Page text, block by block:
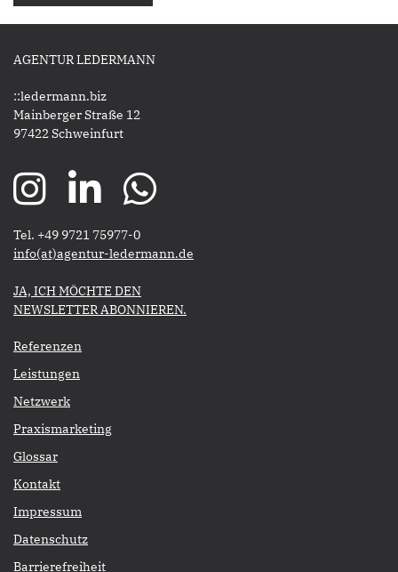
AGENTUR LEDERMANN
::ledermann.biz
Mainberger Straße 12
97422 Schweinfurt
Tel. +49 9721 75977-0
​​​​​​​info(at)agentur-ledermann.de
​​​​​JA, ICH MÖCHTE DEN
NEWSLETTER ABONNIEREN.​​​​​​​
Referenzen
Leistungen
Netzwerk
Praxismarketing
Glossar
Kontakt
Impressum
Datenschutz
Barrierefreiheit